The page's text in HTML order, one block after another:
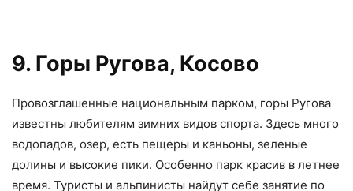
9. Горы Ругова, Косово
Провозглашенные национальным парком, горы Ругова
известны любителям зимних видов спорта. Здесь много
водопадов, озер, есть пещеры и каньоны, зеленые
долины и высокие пики. Особенно парк красив в летнее
время. Туристы и альпинисты найдут себе занятие по